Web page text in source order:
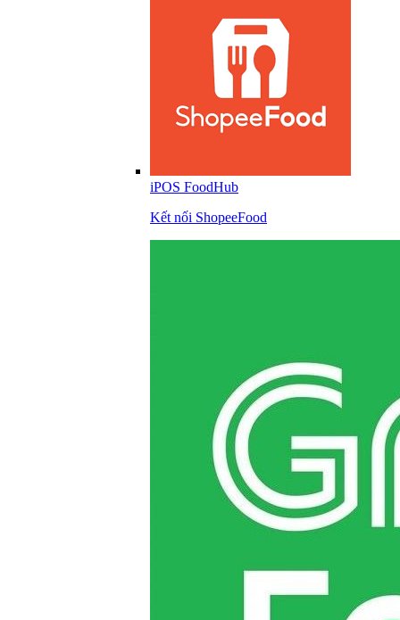
iPOS FoodHub
Kết nối ShopeeFood